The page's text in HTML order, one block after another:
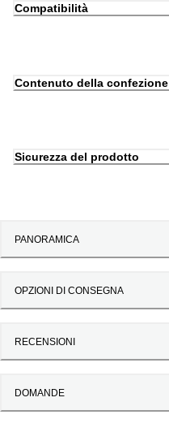
Compatibilità
Contenuto della confezione
Sicurezza del prodotto
PANORAMICA
OPZIONI DI CONSEGNA
RECENSIONI
DOMANDE